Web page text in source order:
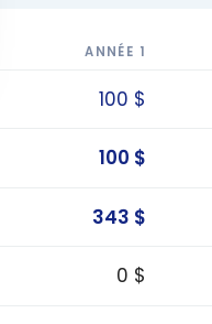
ANNÉE 1
100 $
100 $
343 $
0 $